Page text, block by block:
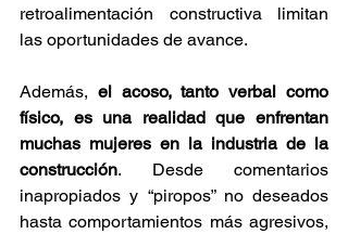
retroalimentación constructiva limitan
las oportunidades de avance.
Además, el acoso, tanto verbal como
físico, es una realidad que enfrentan
muchas mujeres en la industria de la
construcción. Desde comentarios
inapropiados y “piropos” no deseados
hasta comportamientos más agresivos,